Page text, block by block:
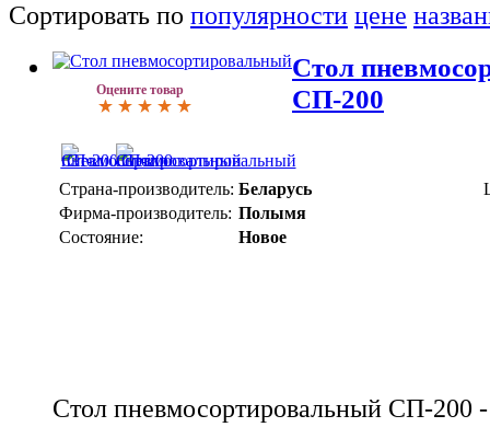
Сортировать по популярности цене
Оцените товар
Стол
СП-200
Страна-производитель: Беларусь
Фирма-производитель: Полымя
Состояние:
Новое
Стол пневмосортировальный СП-200 -